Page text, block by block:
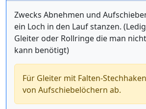
Zwecks Abnehmen und
ein Loch in den Lauf stanzen.
Gleiter oder Rollringe die man
kann benötigt)
Für Gleiter mit Falten-
von Aufschiebelöchern ab.